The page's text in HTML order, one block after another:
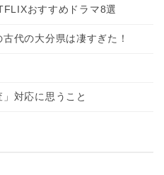
おすすめドラマ8選
代の大分県は凄すぎた！
」対応に思うこと